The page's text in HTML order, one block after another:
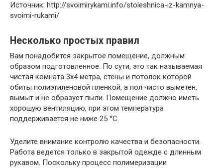
Источник: http://svoimirykami.info/stoleshnica-iz-kamnya-
svoimi-rukami/
Несколько простых правил
Вам понадобится закрытое помещение, должным
образом подготовленное. По сути, это так называемая
чистая комната 3х4 метра, стены и потолок которой
обиты полиэтиленовой пленкой, а пол чисто выметен,
вымыт и не образует пыли. Помещение должно иметь
хорошую вентиляцию, при этом температура
поддерживается не ниже 25 °С.
Уделите внимание контролю качества и безопасности.
Работа ведется только в закрытой одежде с длинным
рукавом. Поскольку процесс полимеризации